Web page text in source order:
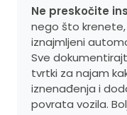
Ne preskočite
nego što
iznajmljeni
Sve
tvrtki za najam
iznenađenja i
povrata vozila.